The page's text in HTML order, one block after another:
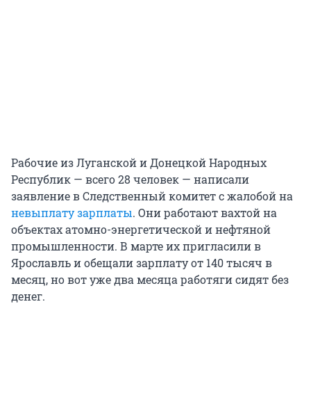
Рабочие из Луганской и Донецкой Народных
Республик — всего 28 человек — написали
заявление в Следственный комитет с жалобой на
невыплату зарплаты. Они работают вахтой на
объектах атомно-энергетической и нефтяной
промышленности. В марте их пригласили в
Ярославль и обещали зарплату от 140 тысяч в
месяц, но вот уже два месяца работяги сидят без
денег.